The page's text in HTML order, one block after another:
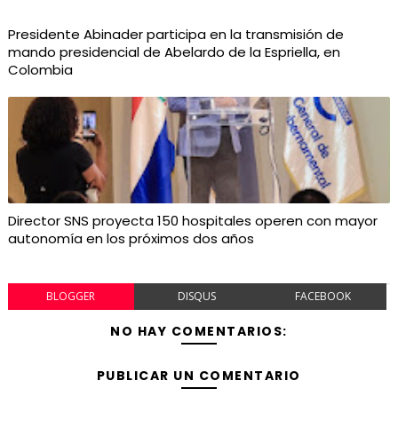
Presidente Abinader participa en la transmisión de
mando presidencial de Abelardo de la Espriella, en
Colombia
Director SNS proyecta 150 hospitales operen con mayor
autonomía en los próximos dos años
BLOGGER DISQUS FACEBOOK
NO HAY COMENTARIOS:
PUBLICAR UN COMENTARIO